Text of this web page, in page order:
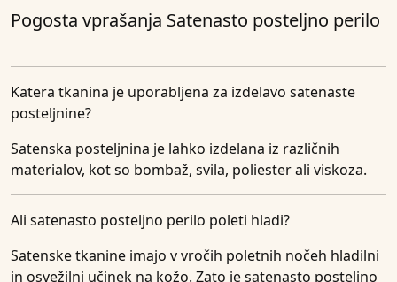
Pogosta vprašanja Satenasto posteljno perilo
Katera tkanina je uporabljena za izdelavo satenaste
posteljnine?
Satenska posteljnina je lahko izdelana iz različnih
materialov, kot so bombaž, svila, poliester ali viskoza.
Ali satenasto posteljno perilo poleti hladi?
Satenske tkanine imajo v vročih poletnih nočeh hladilni
in osvežilni učinek na kožo. Zato je satenasto posteljno